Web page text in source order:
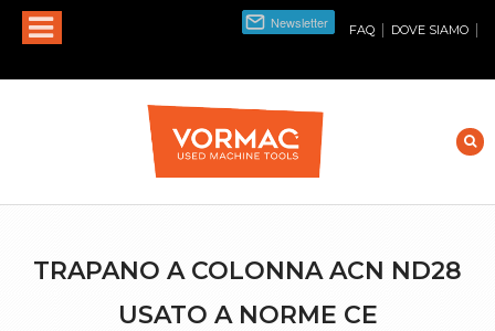
FAQ | DOVE SIAMO |
TRAPANO A COLONNA ACN ND28
USATO A NORME CE